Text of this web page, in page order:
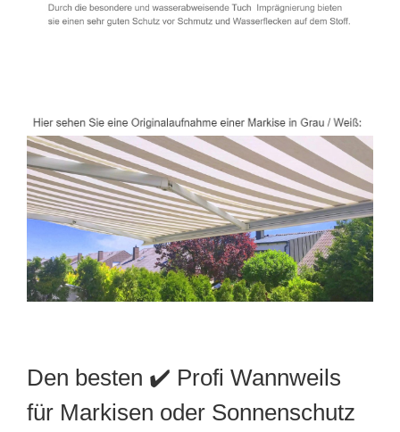
Den besten ✔️ Profi Wannweils
für Markisen oder Sonnenschutz